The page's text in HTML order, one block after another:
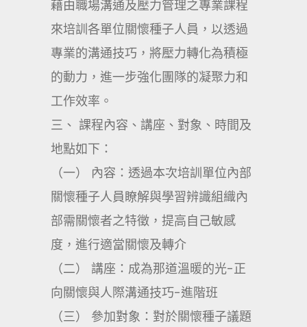
藉由職場溝通及壓力管理之專業課程
來培訓各單位關懷種子人員，以透過
專業的溝通技巧，將壓力轉化為積極
的動力，進一步強化團隊的凝聚力和
工作效率。
三、 課程內容、講座、對象、時間及
地點如下：
（一） 內容：透過本次培訓單位內部
關懷種子人員瞭解與學習辨識組織內
部需關懷者之特徵，提高自己敏感
度，進行適當關懷及轉介
（二） 講座：成為那道溫暖的光-正
向關懷與人際溝通技巧-進階班
（三） 參加對象：對於關懷種子議題